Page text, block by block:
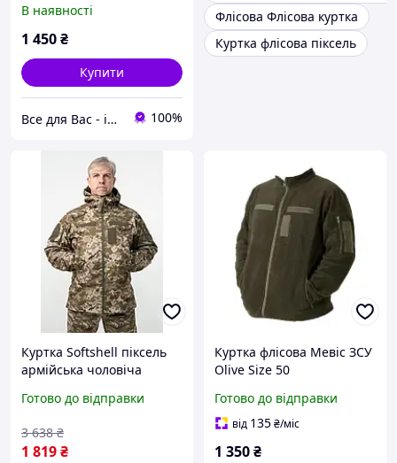
УТОЧНЯЙТЕ НАЛИЧИЕ
РАЗМЕРА!
В наявності
1 450₴
Купити
Все для Вас - інтернет магазин товарів для дому, спорту та відпочинку 100%
Флісова Флісова куртка
Куртка флісова піксель
Куртка Softshell піксель
армійська чоловіча
куртка софтшел зсу 4XL
Готово до відправки
1 819₴
3 638 ₴
Куртка флісова Мевіс ЗСУ
Olive Size 50
Готово до відправки
від 135₴/міс
1 350₴